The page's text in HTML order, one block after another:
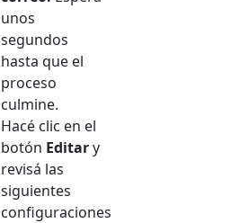
unos
segundos
hasta que el
proceso
culmine.
Hacé clic en el
botón Editary
revisá las
siguientes
configuraciones